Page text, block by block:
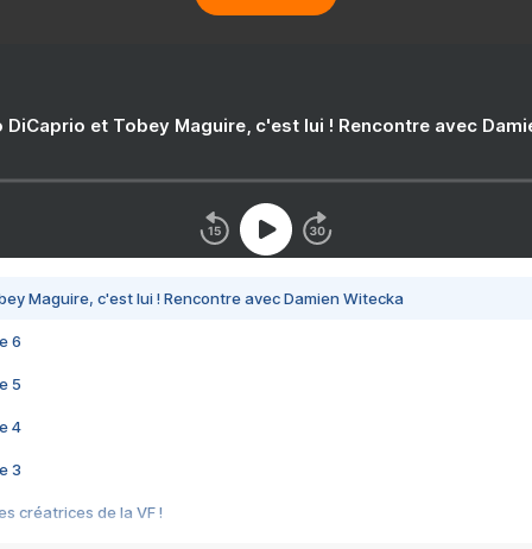
DiCaprio et Tobey Maguire, c'est lui ! Rencontre avec
Maguire, c'est lui ! Rencontre avec Damien Witecka
6
5
4
3
créatrices de la VF !